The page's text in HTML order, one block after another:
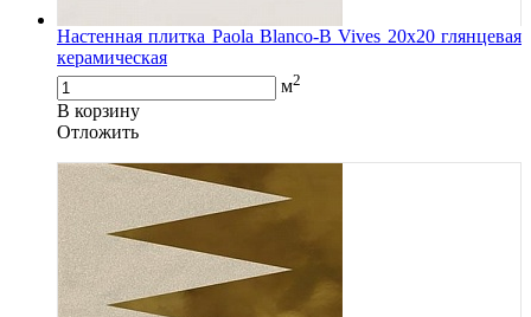
Настенная плитка Paola Blanco-B Vives 20x20 глянцевая
керамическая
м2
В корзину
Oтложить